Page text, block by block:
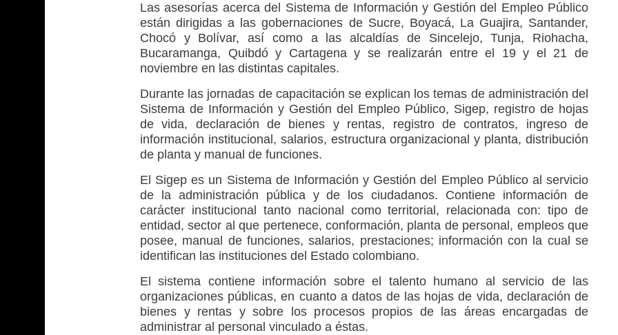
Las asesorías acerca del Sistema de Información y Gestión del Empleo Público
están dirigidas a las gobernaciones de Sucre, Boyacá, La Guajira, Santander,
Chocó y Bolívar, así como a las alcaldías de Sincelejo, Tunja, Riohacha,
Bucaramanga, Quibdó y Cartagena y se realizarán entre el 19 y el 21 de
noviembre en las distintas capitales.
Durante las jornadas de capacitación se explican los temas de administración del
Sistema de Información y Gestión del Empleo Público, Sigep, registro de hojas
de vida, declaración de bienes y rentas, registro de contratos, ingreso de
información institucional, salarios, estructura organizacional y planta, distribución
de planta y manual de funciones.
El Sigep es un Sistema de Información y Gestión del Empleo Público al servicio
de la administración pública y de los ciudadanos. Contiene información de
carácter institucional tanto nacional como territorial, relacionada con: tipo de
entidad, sector al que pertenece, conformación, planta de personal, empleos que
posee, manual de funciones, salarios, prestaciones; información con la cual se
identifican las instituciones del Estado colombiano.
El sistema contiene información sobre el talento humano al servicio de las
organizaciones públicas, en cuanto a datos de las hojas de vida, declaración de
bienes y rentas y sobre los procesos propios de las áreas encargadas de
administrar al personal vinculado a éstas.